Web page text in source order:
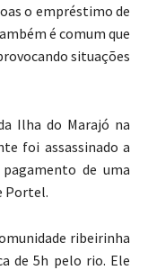
o empréstimo de
é comum que
situações
Ilha do Marajó na
foi assassinado a
de uma
Portel.
ribeirinha
de 5h pelo rio. Ele